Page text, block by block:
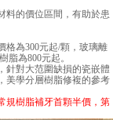
料的價位區間，有助於患
為300元起/顆，玻璃離
脂為800元起。
對大范圍缺損的瓷嵌體
美學分層樹脂修複的參考
樹脂補牙首顆半價，第